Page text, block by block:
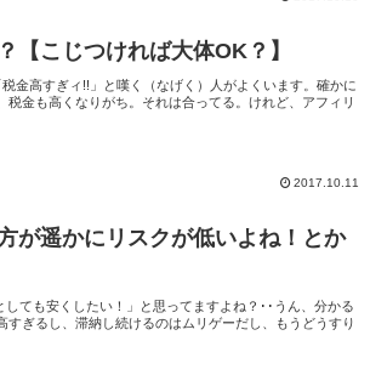
【こじつければ大体OK？】
金高すぎィ!!」と嘆く（なげく）人がよくいます。確かに
金も高くなりがち。それは合ってる。けれど、アフィリ
2017.10.11
が遥かにリスクが低いよね！とか
ても安くしたい！」と思ってますよね？･･うん、分かる
ぎるし、滞納し続けるのはムリゲーだし、もうどうすり